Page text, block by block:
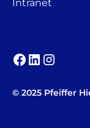
Intranet
© 2025 Pfeiffer